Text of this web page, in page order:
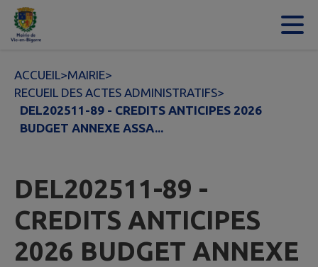
Contenu
ACCUEIL>MAIRIE>
RECUEIL DES ACTES ADMINISTRATIFS>
DEL202511-89 - CREDITS ANTICIPES 2026
BUDGET ANNEXE ASSA...
DEL202511-89 -
CREDITS ANTICIPES
2026 BUDGET ANNEXE